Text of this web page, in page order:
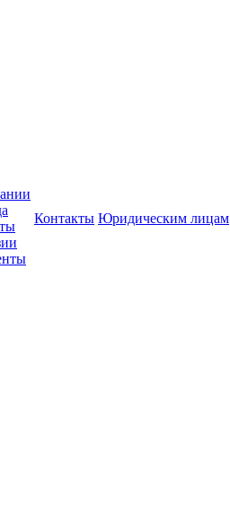
Контакты Юридическим лицам